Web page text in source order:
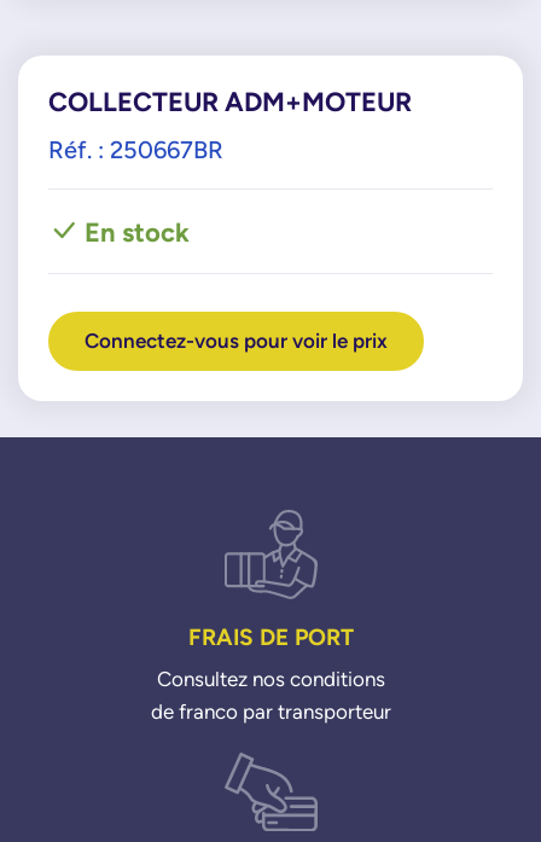
COLLECTEUR ADM+MOTEUR
Réf. : 250667BR
En stock
Connectez-vous pour voir le prix
FRAIS DE PORT
Consultez nos conditions
de franco par transporteur